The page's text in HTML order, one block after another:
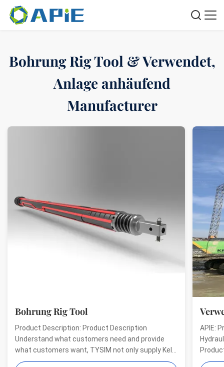
Bohrung Rig Tool & Verwendet,
Anlage anhäufend
Manufacturer
Bohrung Rig Tool
Product Description: Product Description
Understand what customers need and provide
what customers want, TYSIM not only supply Kelly
bars for drill rigs of world’s top brands, but also
APIE:
offer